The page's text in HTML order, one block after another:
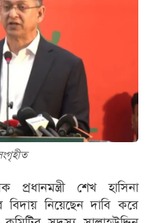
শেখ হাসিনা
বিদায় নিয়েছেন দাবি করে